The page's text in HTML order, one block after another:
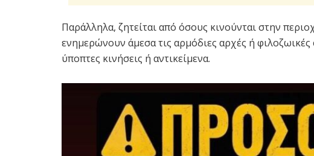
Παράλληλα, ζητείται από όσους κινούνται στην
ενημερώνουν άμεσα τις αρμόδιες αρχές ή
ύποπτες κινήσεις ή αντικείμενα.